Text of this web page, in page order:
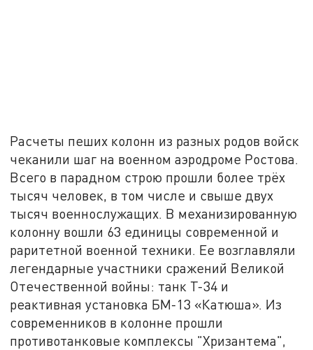
Расчеты пеших колонн из разных родов войск
чеканили шаг на военном аэродроме Ростова.
Всего в парадном строю прошли более трёх
тысяч человек, в том числе и свыше двух
тысяч военнослужащих. В механизированную
колонну вошли 63 единицы современной и
раритетной военной техники. Ее возглавляли
легендарные участники сражений Великой
Отечественной войны: танк Т-34 и
реактивная установка БМ-13 «Катюша». Из
современников в колонне прошли
противотанковые комплексы "Хризантема",